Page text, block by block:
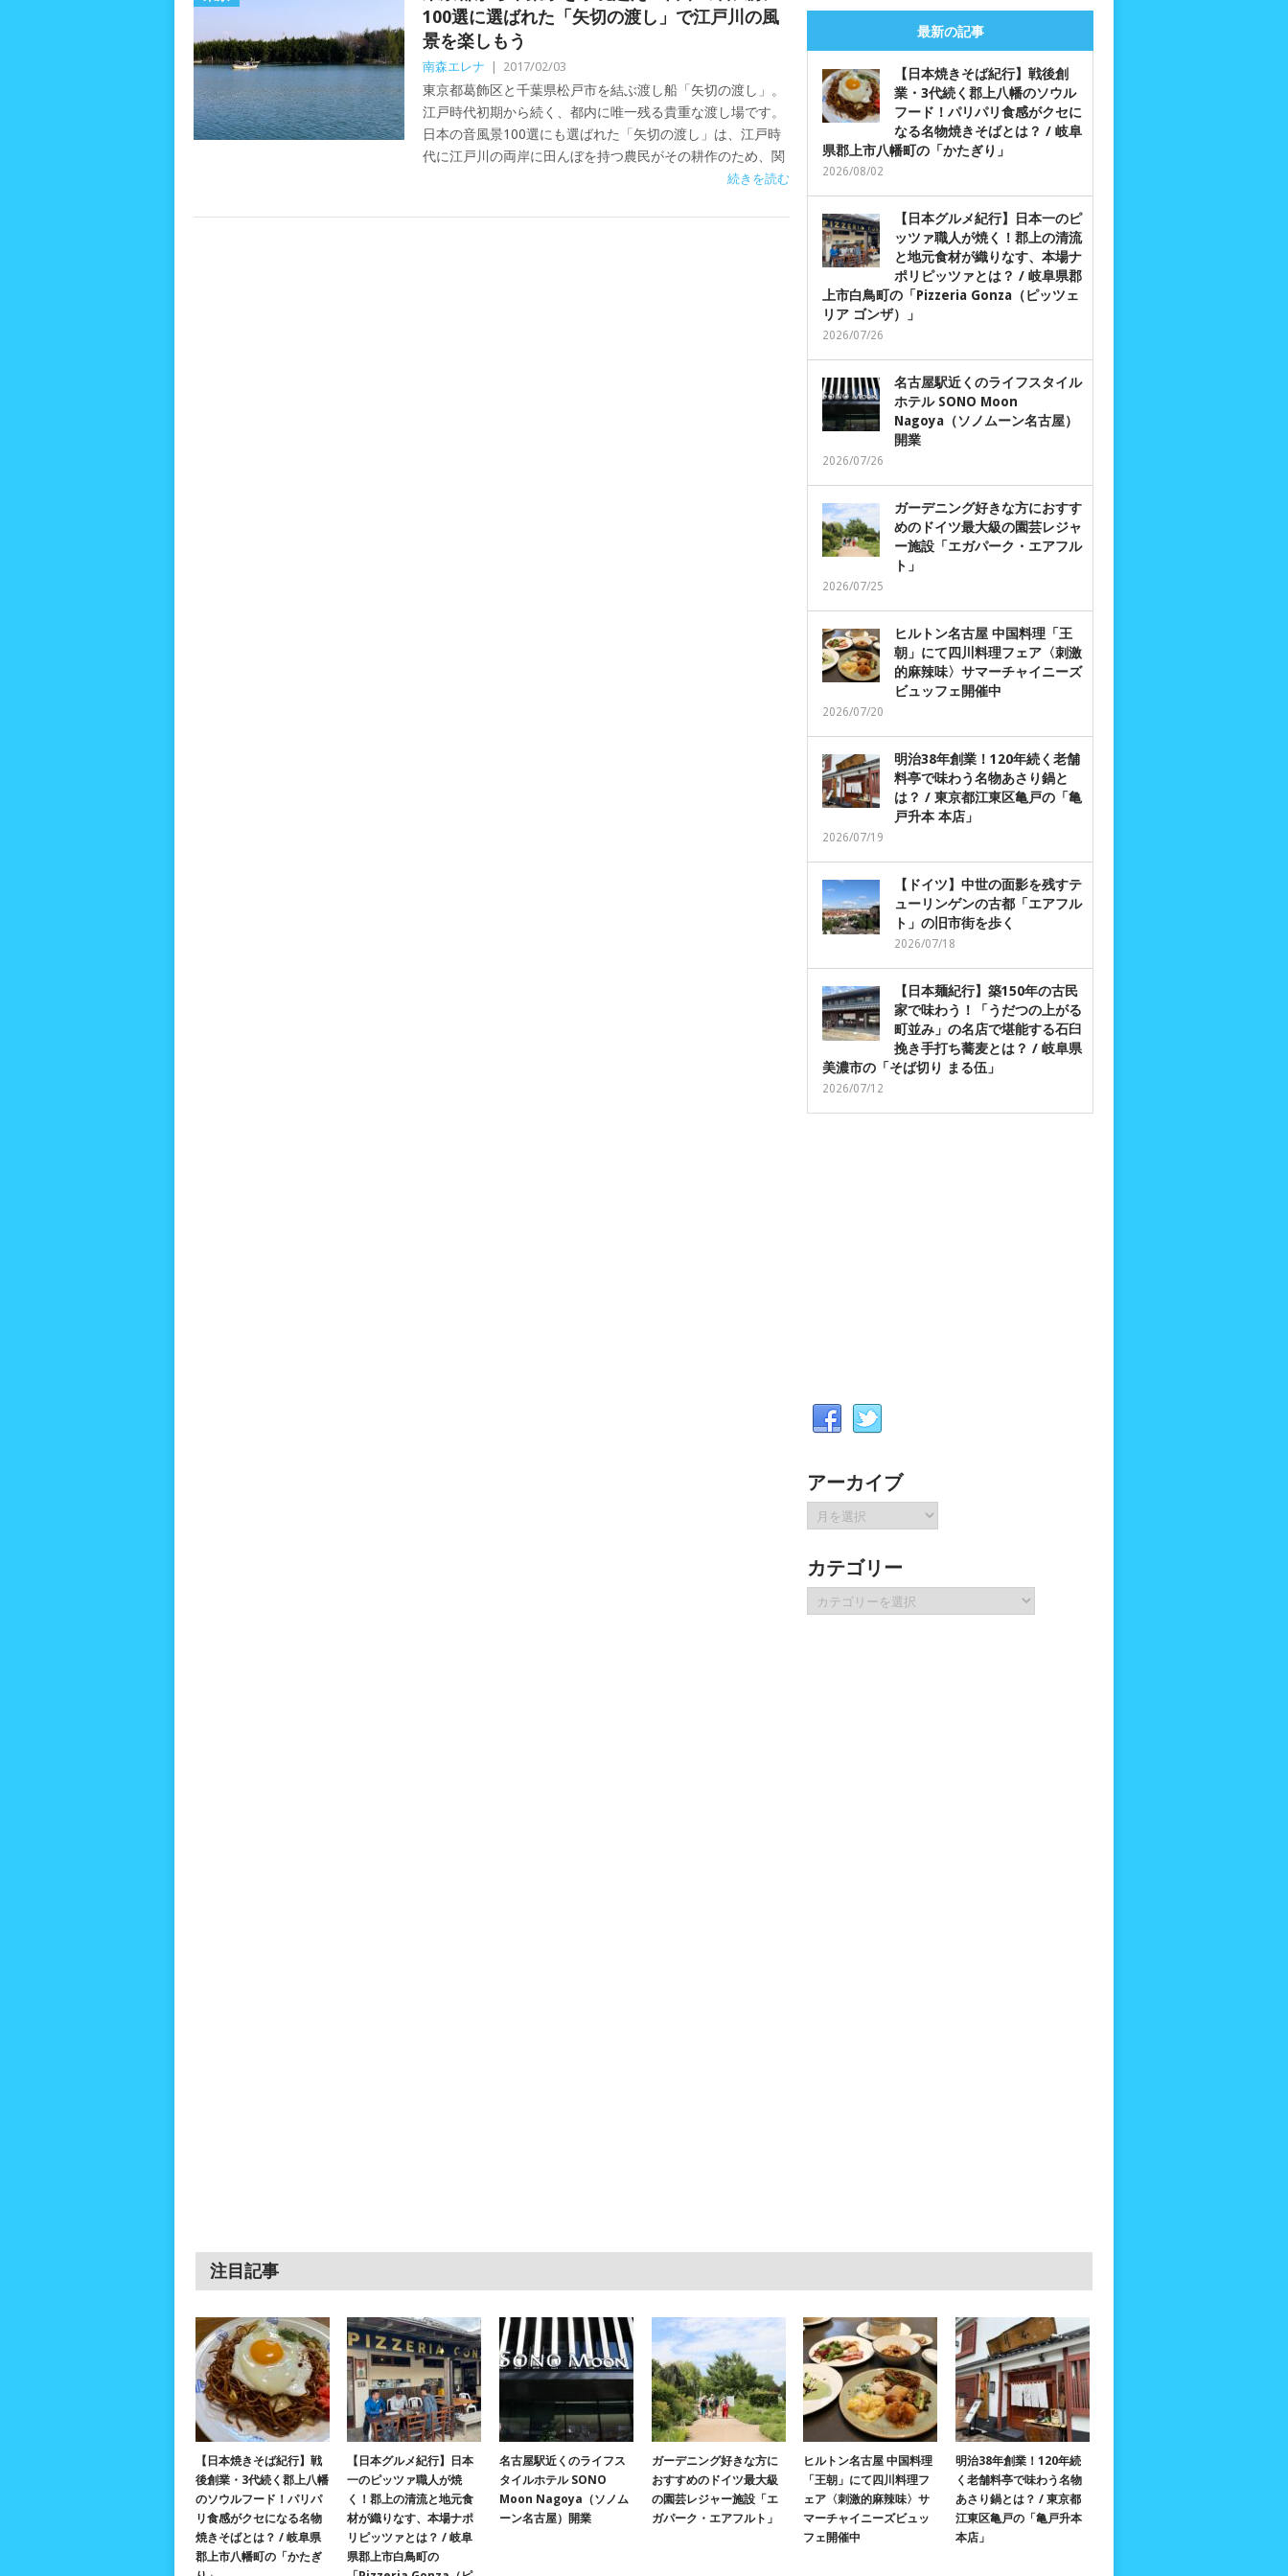
100選に選ばれた「矢切の渡し」で江戸川の風
景を楽しもう
南森エレナ 2017/02/03
東京都葛飾区と千葉県松戸市を結ぶ渡し船「矢切の渡し」。
江戸時代初期から続く、都内に唯一残る貴重な渡し場です。
日本の音風景100選にも選ばれた「矢切の渡し」は、江戸時
代に江戸川の両岸に田んぼを持つ農民がその耕作のため、関
続きを読む
最新の記事
【日本焼きそば紀行】戦後創
業・3代続く郡上八幡のソウル
フード！パリパリ食感がクセに
なる名物焼きそばとは？ / 岐阜
県郡上市八幡町の「かたぎり」
2026/08/02
【日本グルメ紀行】日本一のピ
ッツァ職人が焼く！郡上の清流
と地元食材が織りなす、本場ナ
ポリピッツァとは？ / 岐阜県郡
上市白鳥町の「Pizzeria Gonza（ピッツェ
リア ゴンザ）」
2026/07/26
名古屋駅近くのライフスタイル
ホテル SONO Moon
Nagoya（ソノムーン名古屋）
開業
2026/07/26
ガーデニング好きな方におすす
めのドイツ最大級の園芸レジャ
ー施設「エガパーク・エアフル
ト」
2026/07/25
ヒルトン名古屋 中国料理「王
朝」にて四川料理フェア〈刺激
的麻辣味〉サマーチャイニーズ
ビュッフェ開催中
2026/07/20
明治38年創業！120年続く老舗
料亭で味わう名物あさり鍋と
は？ / 東京都江東区亀戸の「亀
戸升本 本店」
2026/07/19
【ドイツ】中世の面影を残すテ
ューリンゲンの古都「エアフル
ト」の旧市街を歩く
2026/07/18
【日本麺紀行】築150年の古民
家で味わう！「うだつの上がる
町並み」の名店で堪能する石臼
挽き手打ち蕎麦とは？ / 岐阜県
美濃市の「そば切り まる伍」
2026/07/12
アーカイブ
ア
ー
イ
ブ
カテゴリー
テ
注目記事
【日本焼きそば紀行】戦
後創業・3代続く郡上八幡
のソウルフード！パリパ
リ食感がクセになる名物
焼きそばとは？ / 岐阜県
郡上市八幡町の「かたぎ
【日本グルメ紀行】日本
一のピッツァ職人が焼
く！郡上の清流と地元食
材が織りなす、本場ナポ
リピッツァとは？ / 岐阜
県郡上市白鳥町の
名古屋駅近くのライフス
タイルホテル SONO
Moon Nagoya（ソノム
ーン名古屋）開業
ガーデニング好きな方に
おすすめのドイツ最大級
の園芸レジャー施設「エ
ガパーク・エアフルト」
ヒルトン名古屋 中国料理
「王朝」にて四川料理フ
ェア〈刺激的麻辣味〉サ
マーチャイニーズビュッ
フェ開催中
明治38年創業！120年続
く老舗料亭で味わう名物
あさり鍋とは？ / 東京都
江東区亀戸の「亀戸升本
本店」